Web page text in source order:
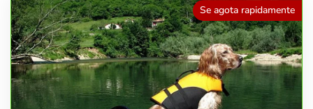
Se agota rapidamente